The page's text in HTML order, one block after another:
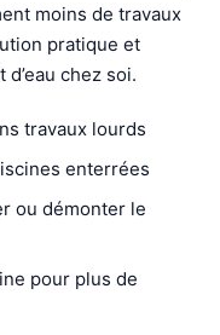
moins de travaux
pratique et
chez soi.
travaux lourds
enterrées
ou démonter le
pour plus de